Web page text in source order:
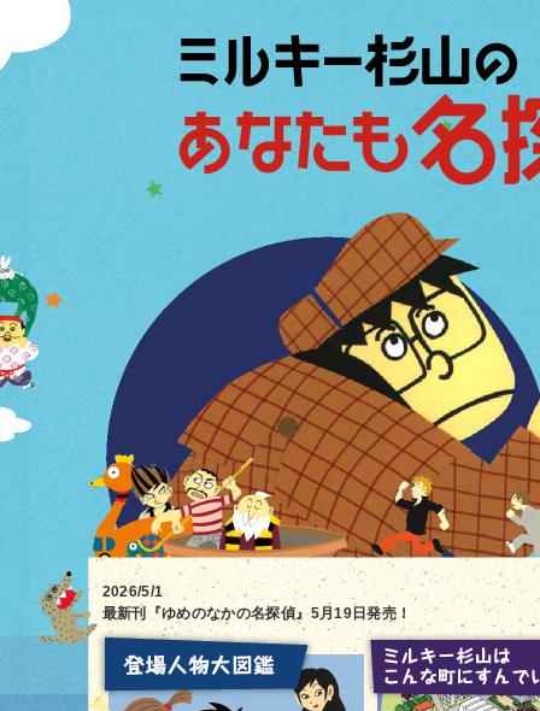
2026/5/1
最新刊『ゆめのなかの名探偵』5月19日発売！
登場人物大図鑑